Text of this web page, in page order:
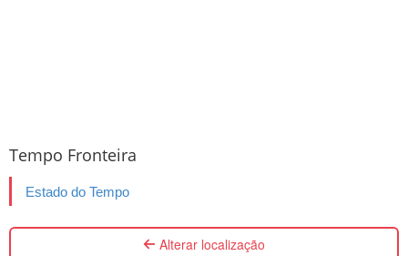
Tempo Fronteira
Estado do Tempo
Alterar localização